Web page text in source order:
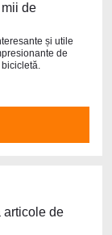
de
și utile
de
articole de